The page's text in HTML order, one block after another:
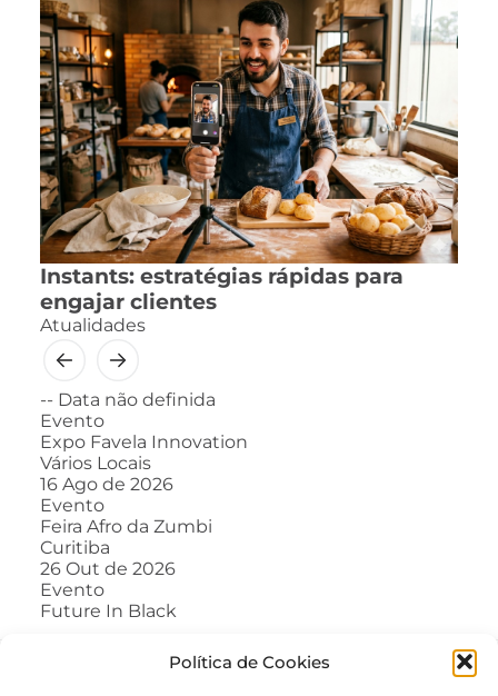
Política de Cookies
Instants: estratégias rápidas para
engajar clientes
Atualidades
-- Data não definida
Evento
Expo Favela Innovation
Vários Locais
16 Ago de 2026
Evento
Feira Afro da Zumbi
Curitiba
26 Out de 2026
Evento
Future In Black